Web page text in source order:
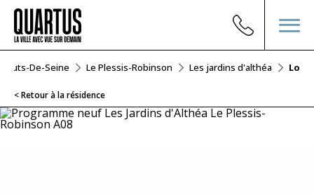
Hauts-De-Seine Le Plessis-Robinson Les jardins d'althéa Lot
< Retour à la résidence